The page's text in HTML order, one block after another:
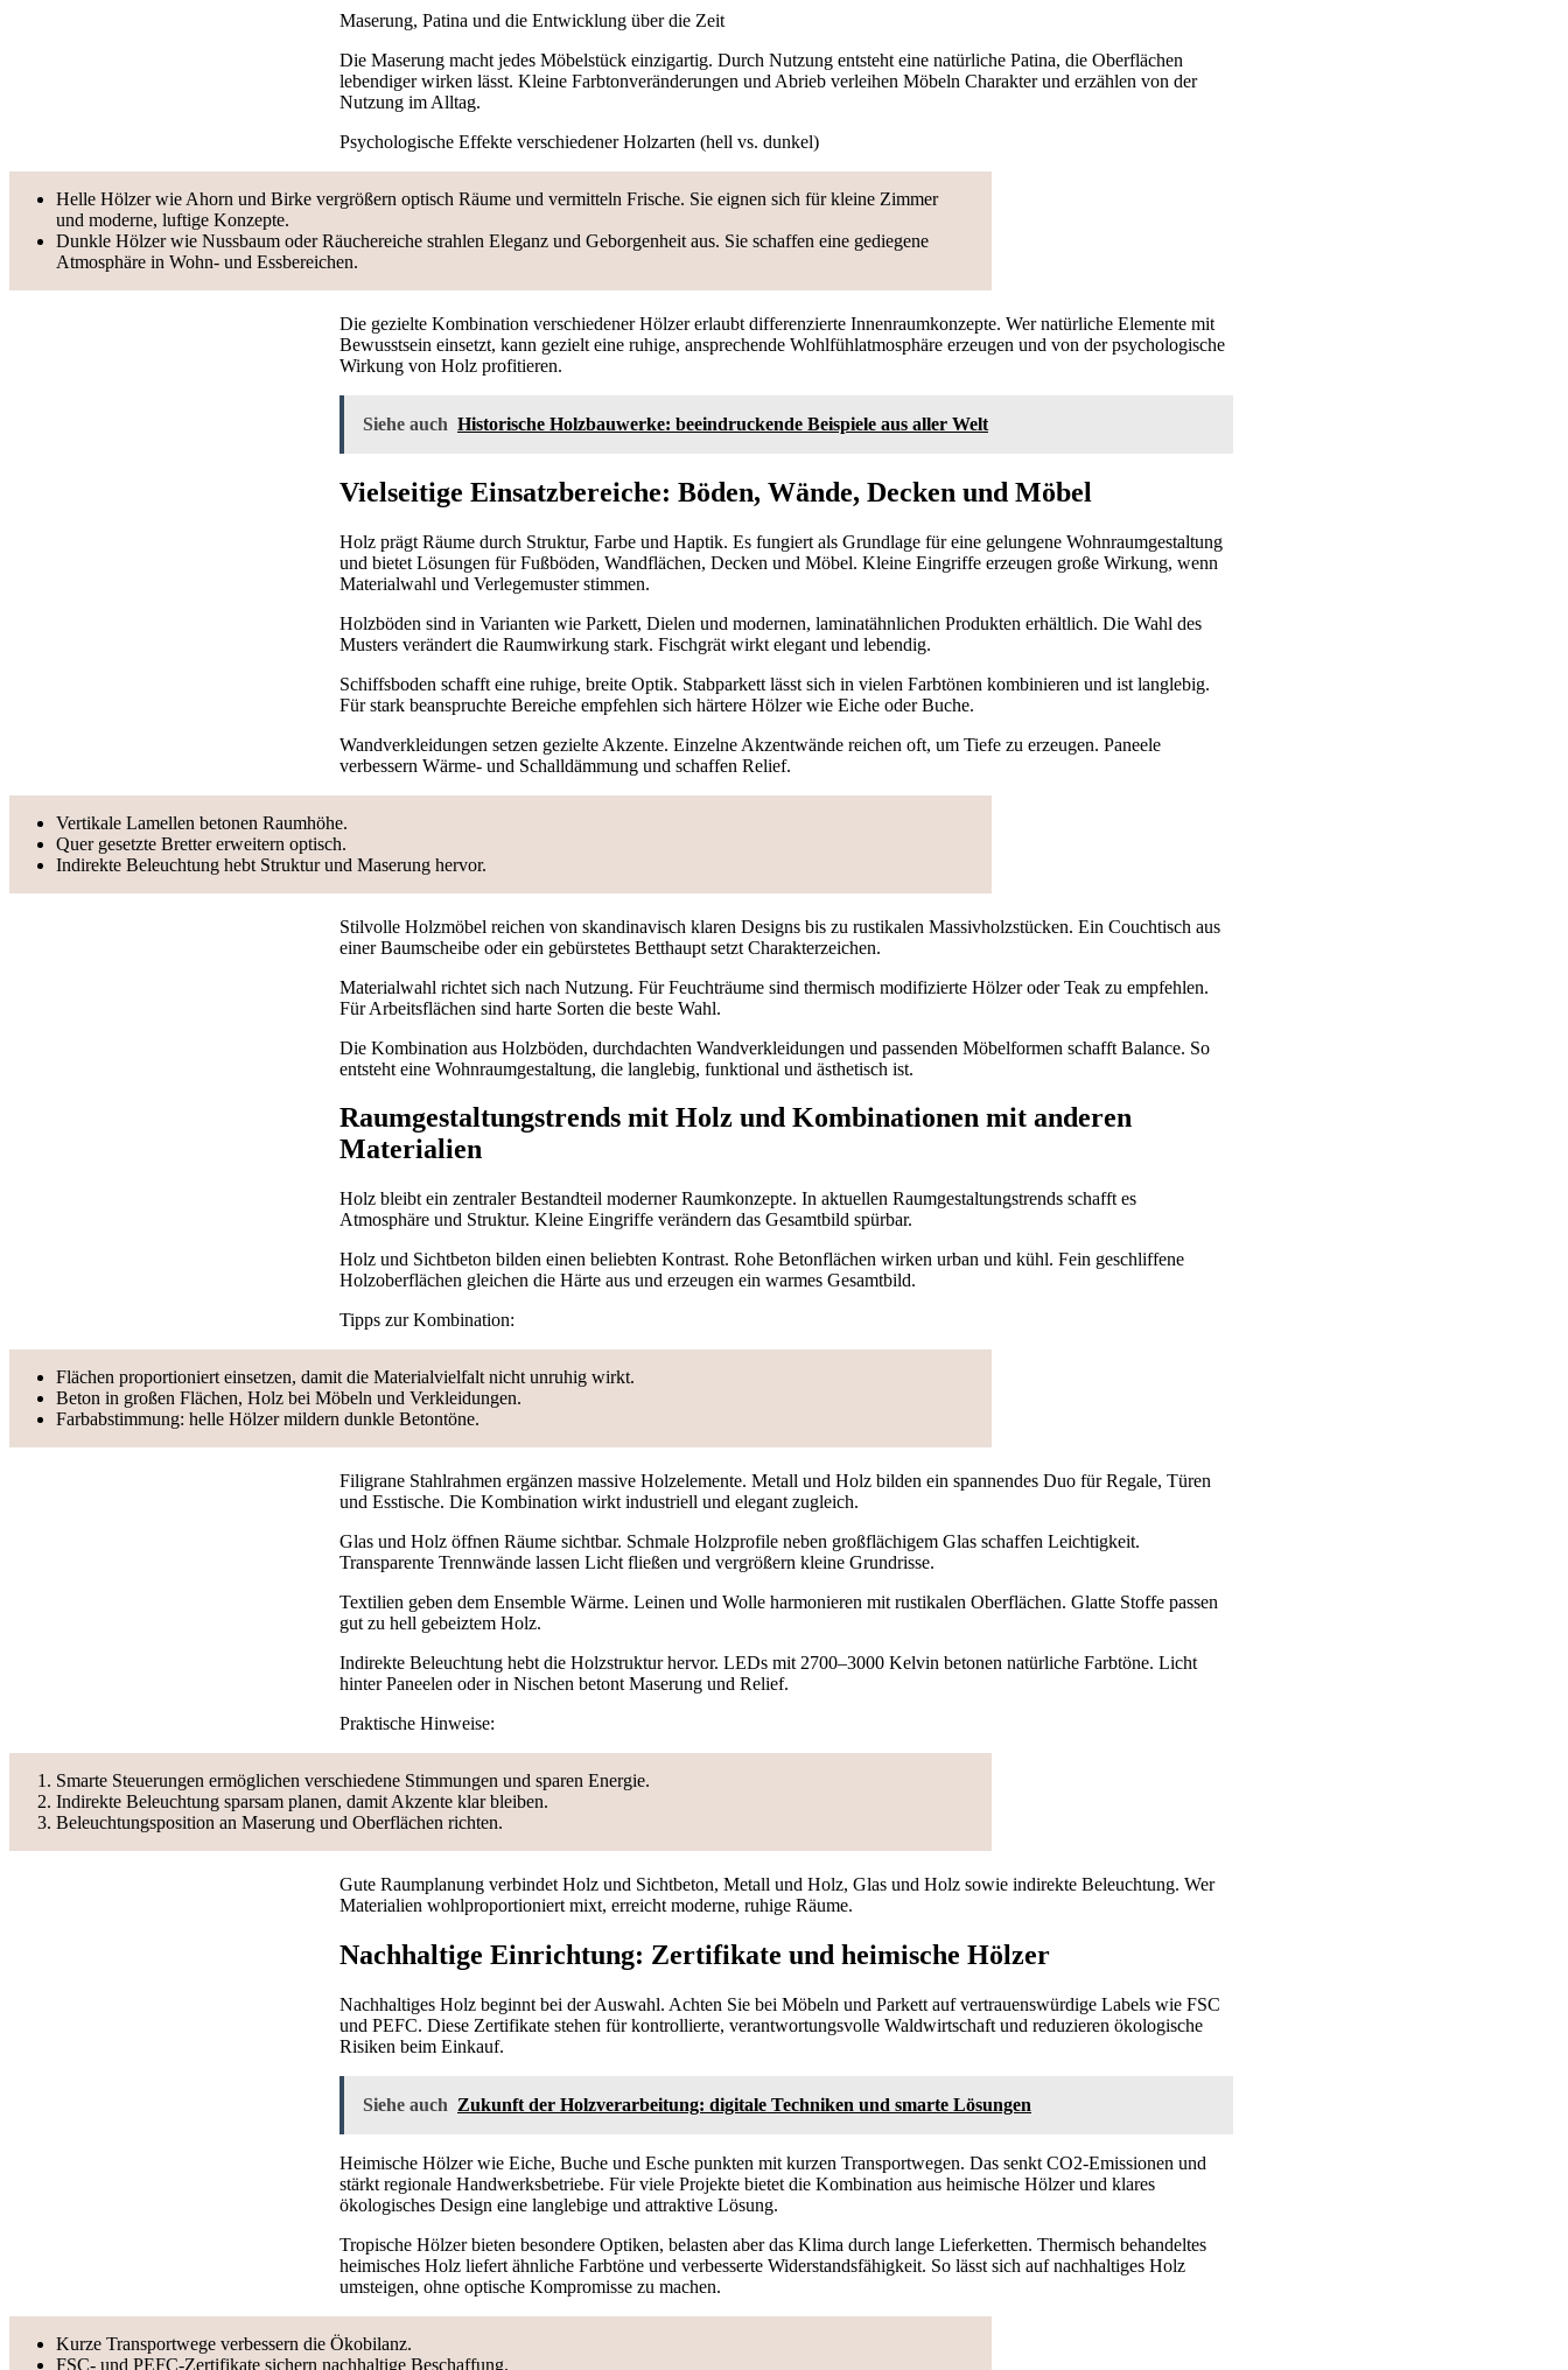
Maserung, Patina und die Entwicklung über die Zeit
Die Maserung macht jedes Möbelstück einzigartig. Durch Nutzung entsteht eine natürliche Patina, die Oberflächen
lebendiger wirken lässt. Kleine Farbtonveränderungen und Abrieb verleihen Möbeln Charakter und erzählen von der
Nutzung im Alltag.
Psychologische Effekte verschiedener Holzarten (hell vs. dunkel)
Helle Hölzer wie Ahorn und Birke vergrößern optisch Räume und vermitteln Frische. Sie eignen sich für kleine Zimmer
und moderne, luftige Konzepte.
Dunkle Hölzer wie Nussbaum oder Räuchereiche strahlen Eleganz und Geborgenheit aus. Sie schaffen eine gediegene
Atmosphäre in Wohn- und Essbereichen.
Die gezielte Kombination verschiedener Hölzer erlaubt differenzierte Innenraumkonzepte. Wer natürliche Elemente mit
Bewusstsein einsetzt, kann gezielt eine ruhige, ansprechende Wohlfühlatmosphäre erzeugen und von der psychologische
Wirkung von Holz profitieren.
Siehe auch Historische Holzbauwerke: beeindruckende Beispiele aus aller Welt
Vielseitige Einsatzbereiche: Böden, Wände, Decken und Möbel
Holz prägt Räume durch Struktur, Farbe und Haptik. Es fungiert als Grundlage für eine gelungene Wohnraumgestaltung
und bietet Lösungen für Fußböden, Wandflächen, Decken und Möbel. Kleine Eingriffe erzeugen große Wirkung, wenn
Materialwahl und Verlegemuster stimmen.
Holzböden sind in Varianten wie Parkett, Dielen und modernen, laminatähnlichen Produkten erhältlich. Die Wahl des
Musters verändert die Raumwirkung stark. Fischgrät wirkt elegant und lebendig.
Schiffsboden schafft eine ruhige, breite Optik. Stabparkett lässt sich in vielen Farbtönen kombinieren und ist langlebig.
Für stark beanspruchte Bereiche empfehlen sich härtere Hölzer wie Eiche oder Buche.
Wandverkleidungen setzen gezielte Akzente. Einzelne Akzentwände reichen oft, um Tiefe zu erzeugen. Paneele
verbessern Wärme- und Schalldämmung und schaffen Relief.
Vertikale Lamellen betonen Raumhöhe.
Quer gesetzte Bretter erweitern optisch.
Indirekte Beleuchtung hebt Struktur und Maserung hervor.
Stilvolle Holzmöbel reichen von skandinavisch klaren Designs bis zu rustikalen Massivholzstücken. Ein Couchtisch aus
einer Baumscheibe oder ein gebürstetes Betthaupt setzt Charakterzeichen.
Materialwahl richtet sich nach Nutzung. Für Feuchträume sind thermisch modifizierte Hölzer oder Teak zu empfehlen.
Für Arbeitsflächen sind harte Sorten die beste Wahl.
Die Kombination aus Holzböden, durchdachten Wandverkleidungen und passenden Möbelformen schafft Balance. So
entsteht eine Wohnraumgestaltung, die langlebig, funktional und ästhetisch ist.
Raumgestaltungstrends mit Holz und Kombinationen mit anderen
Materialien
Holz bleibt ein zentraler Bestandteil moderner Raumkonzepte. In aktuellen Raumgestaltungstrends schafft es
Atmosphäre und Struktur. Kleine Eingriffe verändern das Gesamtbild spürbar.
Holz und Sichtbeton bilden einen beliebten Kontrast. Rohe Betonflächen wirken urban und kühl. Fein geschliffene
Holzoberflächen gleichen die Härte aus und erzeugen ein warmes Gesamtbild.
Tipps zur Kombination:
Flächen proportioniert einsetzen, damit die Materialvielfalt nicht unruhig wirkt.
Beton in großen Flächen, Holz bei Möbeln und Verkleidungen.
Farbabstimmung: helle Hölzer mildern dunkle Betontöne.
Filigrane Stahlrahmen ergänzen massive Holzelemente. Metall und Holz bilden ein spannendes Duo für Regale, Türen
und Esstische. Die Kombination wirkt industriell und elegant zugleich.
Glas und Holz öffnen Räume sichtbar. Schmale Holzprofile neben großflächigem Glas schaffen Leichtigkeit.
Transparente Trennwände lassen Licht fließen und vergrößern kleine Grundrisse.
Textilien geben dem Ensemble Wärme. Leinen und Wolle harmonieren mit rustikalen Oberflächen. Glatte Stoffe passen
gut zu hell gebeiztem Holz.
Indirekte Beleuchtung hebt die Holzstruktur hervor. LEDs mit 2700–3000 Kelvin betonen natürliche Farbtöne. Licht
hinter Paneelen oder in Nischen betont Maserung und Relief.
Praktische Hinweise:
Smarte Steuerungen ermöglichen verschiedene Stimmungen und sparen Energie.
Indirekte Beleuchtung sparsam planen, damit Akzente klar bleiben.
Beleuchtungsposition an Maserung und Oberflächen richten.
Gute Raumplanung verbindet Holz und Sichtbeton, Metall und Holz, Glas und Holz sowie indirekte Beleuchtung. Wer
Materialien wohlproportioniert mixt, erreicht moderne, ruhige Räume.
Nachhaltige Einrichtung: Zertifikate und heimische Hölzer
Nachhaltiges Holz beginnt bei der Auswahl. Achten Sie bei Möbeln und Parkett auf vertrauenswürdige Labels wie FSC
und PEFC. Diese Zertifikate stehen für kontrollierte, verantwortungsvolle Waldwirtschaft und reduzieren ökologische
Risiken beim Einkauf.
Siehe auch Zukunft der Holzverarbeitung: digitale Techniken und smarte Lösungen
Heimische Hölzer wie Eiche, Buche und Esche punkten mit kurzen Transportwegen. Das senkt CO2-Emissionen und
stärkt regionale Handwerksbetriebe. Für viele Projekte bietet die Kombination aus heimische Hölzer und klares
ökologisches Design eine langlebige und attraktive Lösung.
Tropische Hölzer bieten besondere Optiken, belasten aber das Klima durch lange Lieferketten. Thermisch behandeltes
heimisches Holz liefert ähnliche Farbtöne und verbesserte Widerstandsfähigkeit. So lässt sich auf nachhaltiges Holz
umsteigen, ohne optische Kompromisse zu machen.
Kurze Transportwege verbessern die Ökobilanz.
FSC- und PEFC-Zertifikate sichern nachhaltige Beschaffung.